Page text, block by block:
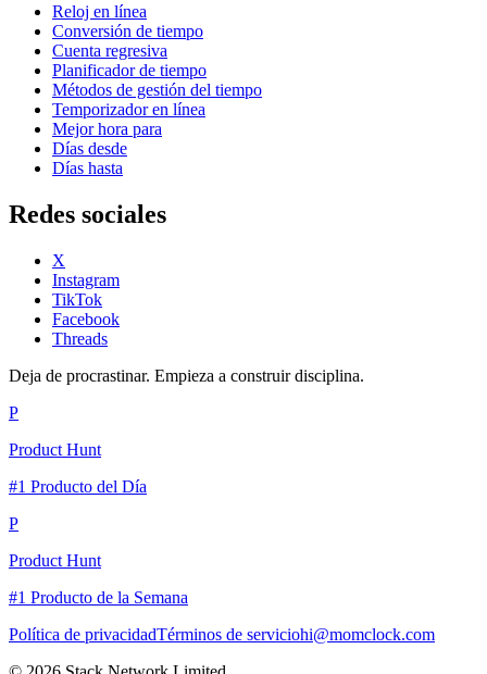
Reloj en línea
Conversión de tiempo
Cuenta regresiva
Planificador de tiempo
Métodos de gestión del tiempo
Temporizador en línea
Mejor hora para
Días desde
Días hasta
Redes sociales
X
Instagram
TikTok
Facebook
Threads
Deja de procrastinar. Empieza a construir disciplina.
P
Product Hunt
#1 Producto del Día
P
Product Hunt
#1 Producto de la Semana
Política de privacidadTérminos de serviciohi@momclock.com